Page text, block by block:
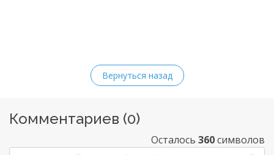
Вернуться назад
Комментариев (0)
Осталось 360символов